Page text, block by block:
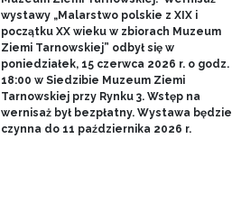
wystawy „Malarstwo polskie z XIX i
początku XX wieku w zbiorach Muzeum
Ziemi Tarnowskiej” odbył się w
poniedziałek, 15 czerwca 2026 r. o godz.
18:00 w Siedzibie Muzeum Ziemi
Tarnowskiej przy Rynku 3. Wstęp na
wernisaż był bezpłatny. Wystawa będzie
czynna do 11 października 2026 r.